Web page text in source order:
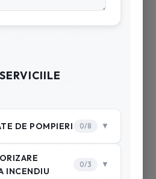
instalare și
și evacuare, verificare și
normativă
verificări anuale și